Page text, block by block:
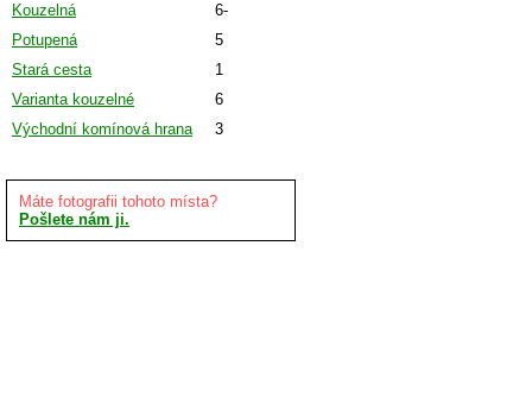
Kouzelná
6-
Potupená
5
Stará cesta
1
Varianta kouzelné
6
Východní komínová hrana
3
Máte fotografii tohoto místa?
Pošlete nám ji.